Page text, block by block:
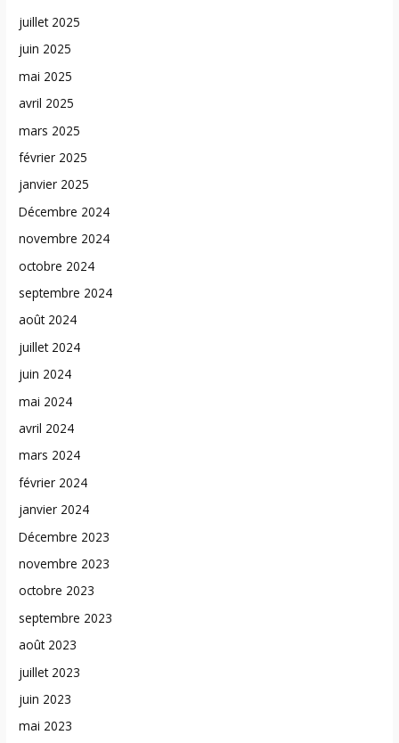
juillet 2025
juin 2025
mai 2025
avril 2025
mars 2025
février 2025
janvier 2025
Décembre 2024
novembre 2024
octobre 2024
septembre 2024
août 2024
juillet 2024
juin 2024
mai 2024
avril 2024
mars 2024
février 2024
janvier 2024
Décembre 2023
novembre 2023
octobre 2023
septembre 2023
août 2023
juillet 2023
juin 2023
mai 2023